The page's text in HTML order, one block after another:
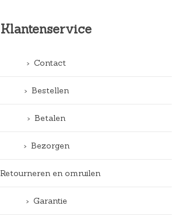
Klantenservice
Contact
Bestellen
Betalen
Bezorgen
Retourneren en omruilen
Garantie